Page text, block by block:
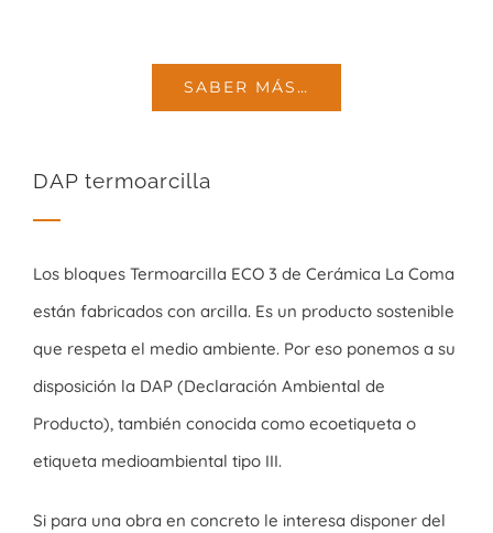
SABER MÁS…
DAP termoarcilla
Los bloques Termoarcilla ECO 3 de Cerámica La Coma
están fabricados con arcilla. Es un producto sostenible
que respeta el medio ambiente. Por eso ponemos a su
disposición la DAP (Declaración Ambiental de
Producto), también conocida como ecoetiqueta o
etiqueta medioambiental tipo III.
Si para una obra en concreto le interesa disponer del